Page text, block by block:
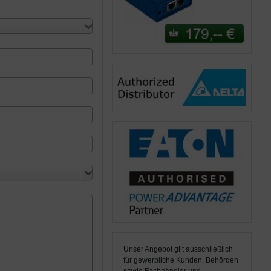
Unser Angebot gilt ausschließlich
für gewerbliche Kunden, Behörden